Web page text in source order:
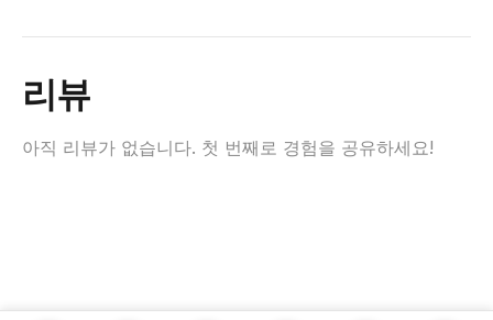
리뷰
아직 리뷰가 없습니다. 첫 번째로 경험을 공유하세요!